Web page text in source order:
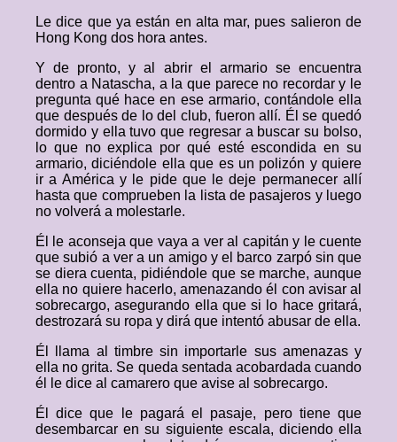
Le dice que ya están en alta mar, pues salieron de
Hong Kong dos hora antes.
Y de pronto, y al abrir el armario se encuentra
dentro a Natascha, a la que parece no recordar y le
pregunta qué hace en ese armario, contándole ella
que después de lo del club, fueron allí. Él se quedó
dormido y ella tuvo que regresar a buscar su bolso,
lo que no explica por qué esté escondida en su
armario, diciéndole ella que es un polizón y quiere
ir a América y le pide que le deje permanecer allí
hasta que comprueben la lista de pasajeros y luego
no volverá a molestarle.
Él le aconseja que vaya a ver al capitán y le cuente
que subió a ver a un amigo y el barco zarpó sin que
se diera cuenta, pidiéndole que se marche, aunque
ella no quiere hacerlo, amenazando él con avisar al
sobrecargo, asegurando ella que si lo hace gritará,
destrozará su ropa y dirá que intentó abusar de ella.
Él llama al timbre sin importarle sus amenazas y
ella no grita. Se queda sentada acobardada cuando
él le dice al camarero que avise al sobrecargo.
Él dice que le pagará el pasaje, pero tiene que
desembarcar en su siguiente escala, diciendo ella